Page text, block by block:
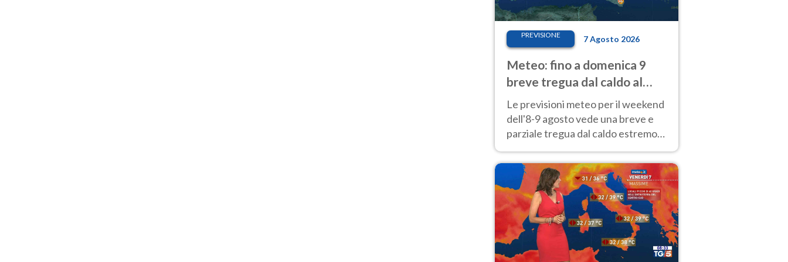
PREVISIONE 7 Agosto 2026
Meteo: fino a domenica 9
breve tregua dal caldo al
Nord! Altrove calura e afa
Le previsioni meteo per il weekend
dell'8-9 agosto vede una breve e
parziale tregua dal caldo estremo
40 gradi.